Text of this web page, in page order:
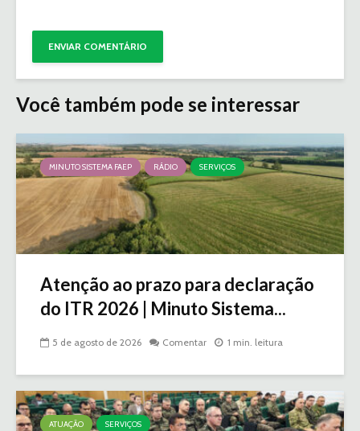
Você também pode se interessar
MINUTO SISTEMA FAEP RÁDIO SERVIÇOS
Atenção ao prazo para declaração
do ITR 2026 | Minuto Sistema...
5 de agosto de 2026 Comentar 1 min. leitura
ATUAÇÃO SERVIÇOS